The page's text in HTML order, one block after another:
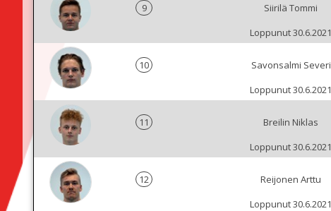
9
Siirilä Tommi
Loppunut 30.6.2021
10
Savonsalmi Severi
Loppunut 30.6.2021
11
Breilin Niklas
Loppunut 30.6.2021
12
Reijonen Arttu
Loppunut 30.6.2021